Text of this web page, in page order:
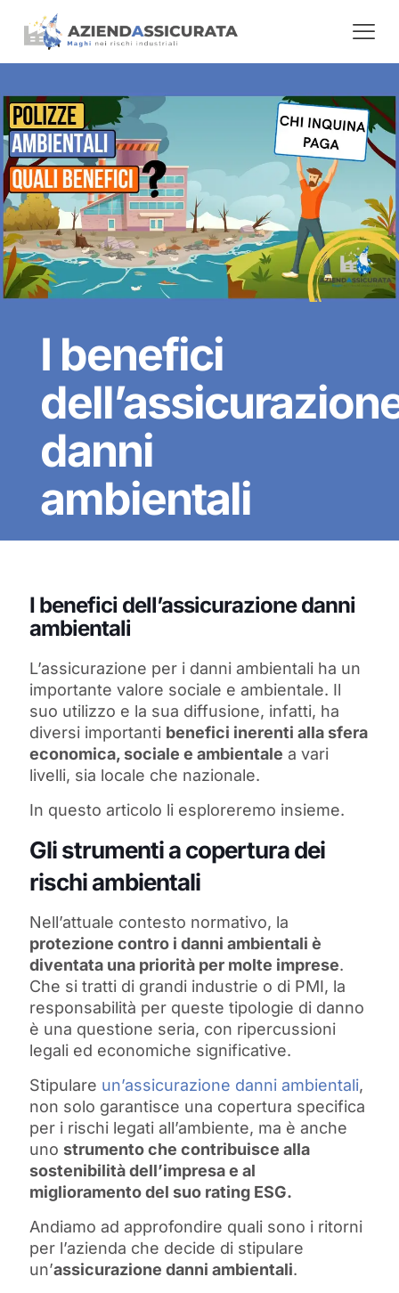
I benefici
danni
ambientali
I benefici dell’assicurazione danni
ambientali
L’assicurazione per i danni ambientali ha un
importante valore sociale e ambientale. Il
suo utilizzo e la sua diffusione, infatti, ha
diversi importanti benefici inerenti alla sfera
economica, sociale e ambientale a vari
livelli, sia locale che nazionale.
In questo articolo li esploreremo insieme.
Gli strumenti a copertura dei
rischi ambientali
Nell’attuale contesto normativo, la
protezione contro i danni ambientali è
diventata una priorità per molte imprese.
Che si tratti di grandi industrie o di PMI, la
responsabilità per queste tipologie di danno
è una questione seria, con ripercussioni
legali ed economiche significative.
Stipulare un’assicurazione danni ambientali,
non solo garantisce una copertura specifica
per i rischi legati all’ambiente, ma è anche
uno strumento che contribuisce alla
sostenibilità dell’impresa e al
miglioramento del suo rating ESG.
Andiamo ad approfondire quali sono i ritorni
per l’azienda che decide di stipulare
un’assicurazione danni ambientali.